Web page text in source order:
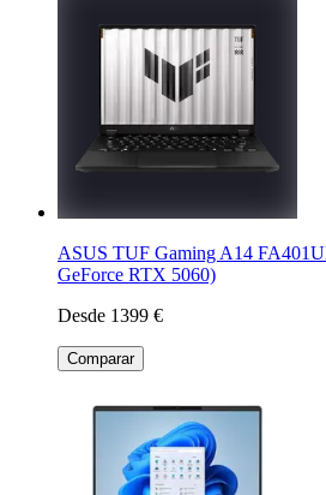
ASUS TUF Gaming A14
GeForce RTX 5060)
Desde 1399 €
Comparar